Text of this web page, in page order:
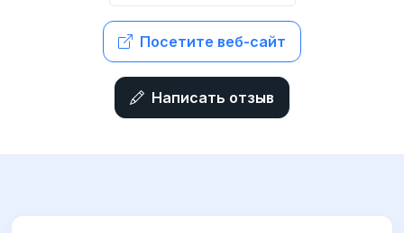
Посетите веб-сайт
Написать отзыв